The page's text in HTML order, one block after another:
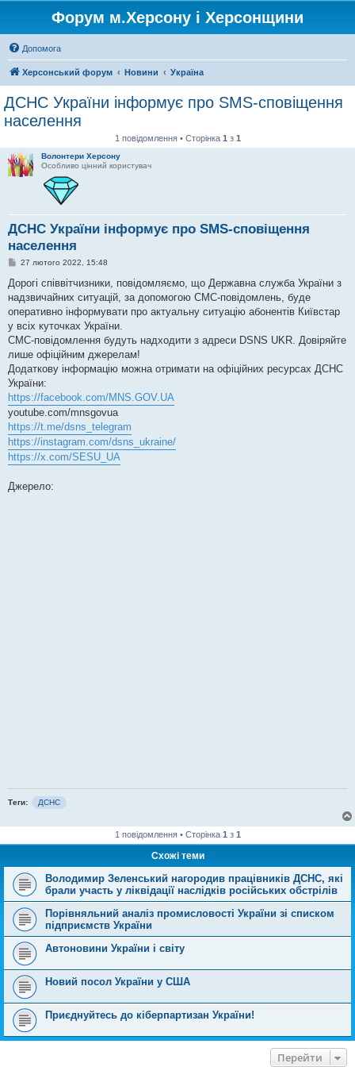
Форум м.Херсону і Херсонщини
Допомога
Херсонський форум Новини Україна
ДСНС України інформує про SMS-сповіщення
населення
1 повідомлення • Сторінка 1 з 1
Волонтери Херсону
Особливо цінний користувач
ДСНС України інформує про SMS-сповіщення
населення
П
в
д
о
л
е
н
я
27 лютого 2022, 15:48
Дорогі співвітчизники, повідомляємо, що Державна служба України з
надзвичайних ситуацій, за допомогою СМС-повідомлень, буде
оперативно інформувати про актуальну ситуацію абонентів Київстар
у всіх куточках України.
СМС-повідомлення будуть надходити з адреси DSNS UKR. Довіряйте
лише офіційним джерелам!
Додаткову інформацію можна отримати на офіційних ресурсах ДСНС
України:
https://facebook.com/MNS.GOV.UA
youtube.com/mnsgovua
https://t.me/dsns_telegram
https://instagram.com/dsns_ukraine/
https://x.com/SESU_UA
Джерело:
Теги: ДСНС
1 повідомлення • Сторінка 1 з 1
Схожі теми
Володимир Зеленський нагородив працівників ДСНС, які
брали участь у ліквідації наслідків російських обстрілів
Порівняльний аналіз промисловості України зі списком
підприємств України
Автоновини України і світу
Новий посол України у США
Приєднуйтесь до кіберпартизан України!
Перейти